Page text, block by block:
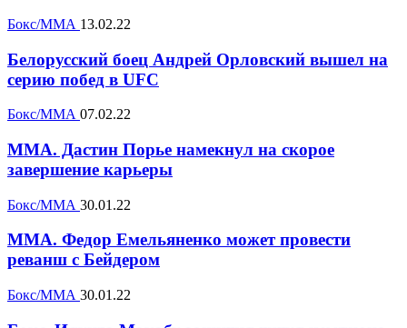
Бокс/ММА 13.02.22
Белорусский боец Андрей Орловский вышел на
серию побед в UFC
Бокс/ММА 07.02.22
MMA. Дастин Порье намекнул на скорое
завершение карьеры
Бокс/ММА 30.01.22
MMA. Федор Емельяненко может провести
реванш с Бейдером
Бокс/ММА 30.01.22